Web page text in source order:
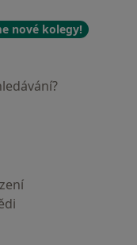
nové kolegy!